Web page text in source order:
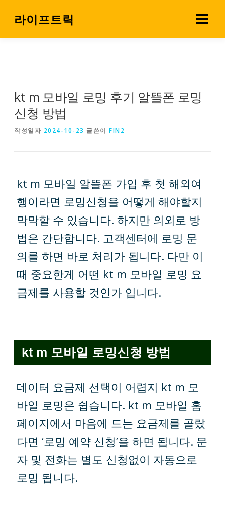
라이프트릭 메뉴
kt m 모바일 로밍 후기 알뜰폰 로밍
신청 방법
작성일자 2024-10-23 글쓴이FIN2
kt m 모바일 알뜰폰 가입 후 첫 해외여
행이라면 로밍신청을 어떻게 해야할지
막막할 수 있습니다. 하지만 의외로 방
법은 간단합니다. 고객센터에 로밍 문
의를 하면 바로 처리가 됩니다. 다만 이
때 중요한게 어떤 kt m 모바일 로밍 요
금제를 사용할 것인가 입니다.
kt m 모바일 로밍신청 방법
데이터 요금제 선택이 어렵지 kt m 모
바일 로밍은 쉽습니다. kt m 모바일 홈
페이지에서 마음에 드는 요금제를 골랐
다면 ‘로밍 예약 신청’을 하면 됩니다. 문
자 및 전화는 별도 신청없이 자동으로
로밍 됩니다.